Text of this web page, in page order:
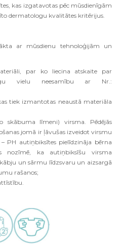
kas izgatavotas pēc mūsdienīgām
dermatologu kvalitātes kritērijus.
ar mūsdienu tehnoloģijām un
par ko liecina atskaite par
vielu neesamību ar Nr.:
tiek izmantotas neaustā materiāla
skābuma līmeni) virsma. Pēdējās
jomā ir ļāvušas izveidot virsmu
PH autiņbiksītes pielīdzināja bērna
nozīmē, ka autiņbiksīšu virsma
un sārmu līdzsvaru un aizsargā
rašanos;